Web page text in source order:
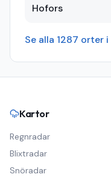
Hofors
Se alla 1287 orter i
Kartor
Regnradar
Blixtradar
Snöradar